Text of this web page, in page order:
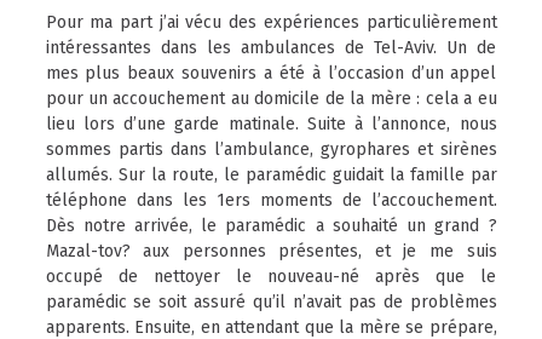
Pour ma part j’ai vécu des expériences particulièrement
intéressantes dans les ambulances de Tel-Aviv. Un de
mes plus beaux souvenirs a été à l’occasion d’un appel
pour un accouchement au domicile de la mère : cela a eu
lieu lors d’une garde matinale. Suite à l’annonce, nous
sommes partis dans l’ambulance, gyrophares et sirènes
allumés. Sur la route, le paramédic guidait la famille par
téléphone dans les 1ers moments de l’accouchement.
Dès notre arrivée, le paramédic a souhaité un grand ?
Mazal-tov? aux personnes présentes, et je me suis
occupé de nettoyer le nouveau-né après que le
paramédic se soit assuré qu’il n’avait pas de problèmes
apparents. Ensuite, en attendant que la mère se prépare,